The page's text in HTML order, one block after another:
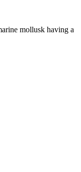
mollusk having a